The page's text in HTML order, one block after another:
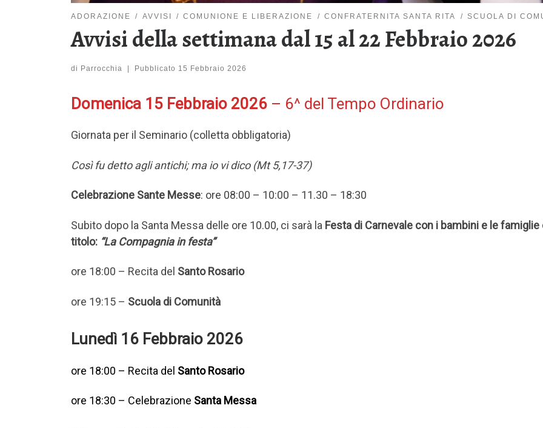
ADORAZIONE AVVISI COMUNIONE E LIBERAZIONE CONFRATERNITA SANTA RITA SCUOLA DI
Avvisi della settimana dal 15 al 22 Febbraio 2026
di Parrocchia | Pubblicato 15 Febbraio 2026
Domenica 15 Febbraio 2026 – 6^ del Tempo Ordinario
Giornata per il Seminario (colletta obbligatoria)
Così fu detto agli antichi; ma io vi dico (Mt 5,17-37)
Celebrazione Sante Messe: ore 08:00 – 10:00 – 11.30 – 18:30
Subito dopo la Santa Messa delle ore 10.00, ci sarà la Festa di Carnevale con i bambini e le famiglie
titolo: “La Compagnia in festa”
ore 18:00 – Recita del Santo Rosario
ore 19:15 – Scuola di Comunità
Lunedì 16 Febbraio 2026
ore 18:00 – Recita del Santo Rosario
ore 18:30 – Celebrazione Santa Messa